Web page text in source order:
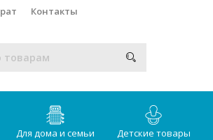
Контакты
Для дома и семьи Детские товары